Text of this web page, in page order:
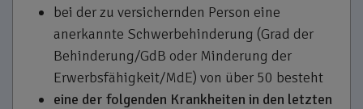
bei der zu versichernden Person eine
anerkannte Schwerbehinderung (Grad der
Behinderung/GdB oder Minderung der
Erwerbsfähigkeit/MdE) von über 50 besteht
eine der folgenden Krankheiten in den letzten